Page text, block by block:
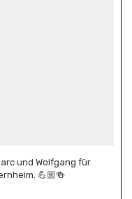
und Wolfgang für
💪🏼🍻